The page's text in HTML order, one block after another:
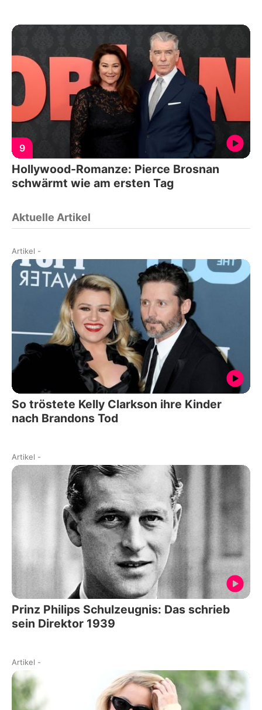
9
Hollywood-Romanze: Pierce Brosnan
schwärmt wie am ersten Tag
Aktuelle Artikel
Artikel -
So tröstete Kelly Clarkson ihre Kinder
nach Brandons Tod
Artikel -
Prinz Philips Schulzeugnis: Das schrieb
sein Direktor 1939
Artikel -